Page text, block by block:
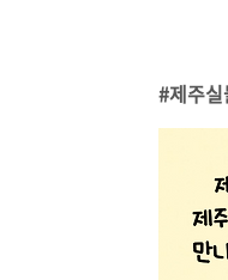
제주